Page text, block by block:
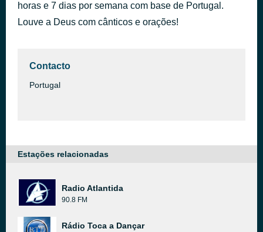
horas e 7 dias por semana com base de Portugal.
Louve a Deus com cânticos e orações!
Contacto
Portugal
Estações relacionadas
Radio Atlantida
90.8 FM
Rádio Toca a Dançar